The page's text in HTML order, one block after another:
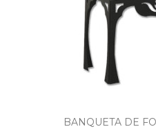
BANQUETA DE